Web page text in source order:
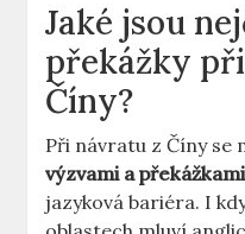
Jaké jsou
překážky
Číny?
Při návratu z Číny se
výzvami a překážkami
jazyková bariéra. I